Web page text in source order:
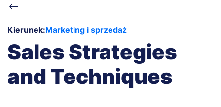
Ścieżka
nawigacyjna
Kierunek:Marketing i sprzedaż
Sales Strategies
and Techniques